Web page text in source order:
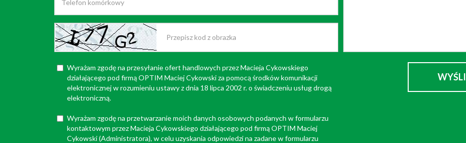
Wyrażam zgodę na przesyłanie ofert handlowych przez Macieja Cykowskiego
działającego pod firmą OPTIM Maciej Cykowski za pomocą środków komunikacji
elektronicznej w rozumieniu ustawy z dnia 18 lipca 2002 r. o świadczeniu usług drogą
elektroniczną.
Wyrażam zgodę na przetwarzanie moich danych osobowych podanych w formularzu
kontaktowym przez Macieja Cykowskiego działającego pod firmą OPTIM Maciej
Cykowski (Administratora), w celu uzyskania odpowiedzi na zadane w formularzu